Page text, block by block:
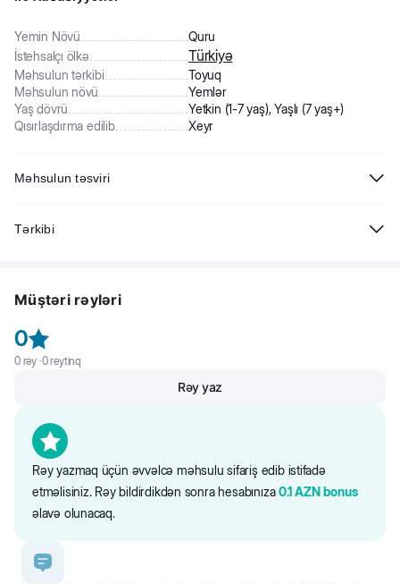
Yemin Növü
Quru
İstehsalçı ölkə
Türkiyə
Məhsulun tərkibi
Toyuq
Məhsulun növü
Yemlər
Yaş dövrü
Yetkin (1-7 yaş), Yaşlı (7 yaş+)
Qısırlaşdırma edilib
Xeyr
Məhsulun təsviri
ilə. Balanslaşdırılmış rasion yetkin pişiklərin qida ehtiyaclarını qarşılayır.
Tərkibi
duz, kətan toxumu, quru pivə mayası, taurin, rəngləndiricilər (E110,
Əlavələr: A vit., D vit., E vit., C vit., B1 - B2 - B3 (niasin) - B6 - B12 - B7
(biotin) - B9 (fol turşusu), K vit., kolin, kalsium pantotetan.
Qida dəyəri: Zülal 27%, Yağ 10%, Xam kül 8%, Xam lif 2,5%.
Saytdakı maddələr və qida tərkibi barədə məlumat yalnız istinad
üçündür. Bütün məhsul məlumatları birbaşa qablaşdırmada təqdim
olunur.
Müştəri rəyləri
0
0rəy ·0reytinq
Rəy yazmaq üçün əvvəlcə məhsulu sifariş edib istifadə
etməlisiniz. Rəy bildirdikdən sonra hesabınıza0.1 AZN bonus
əlavə olunacaq.
Rəy yaz